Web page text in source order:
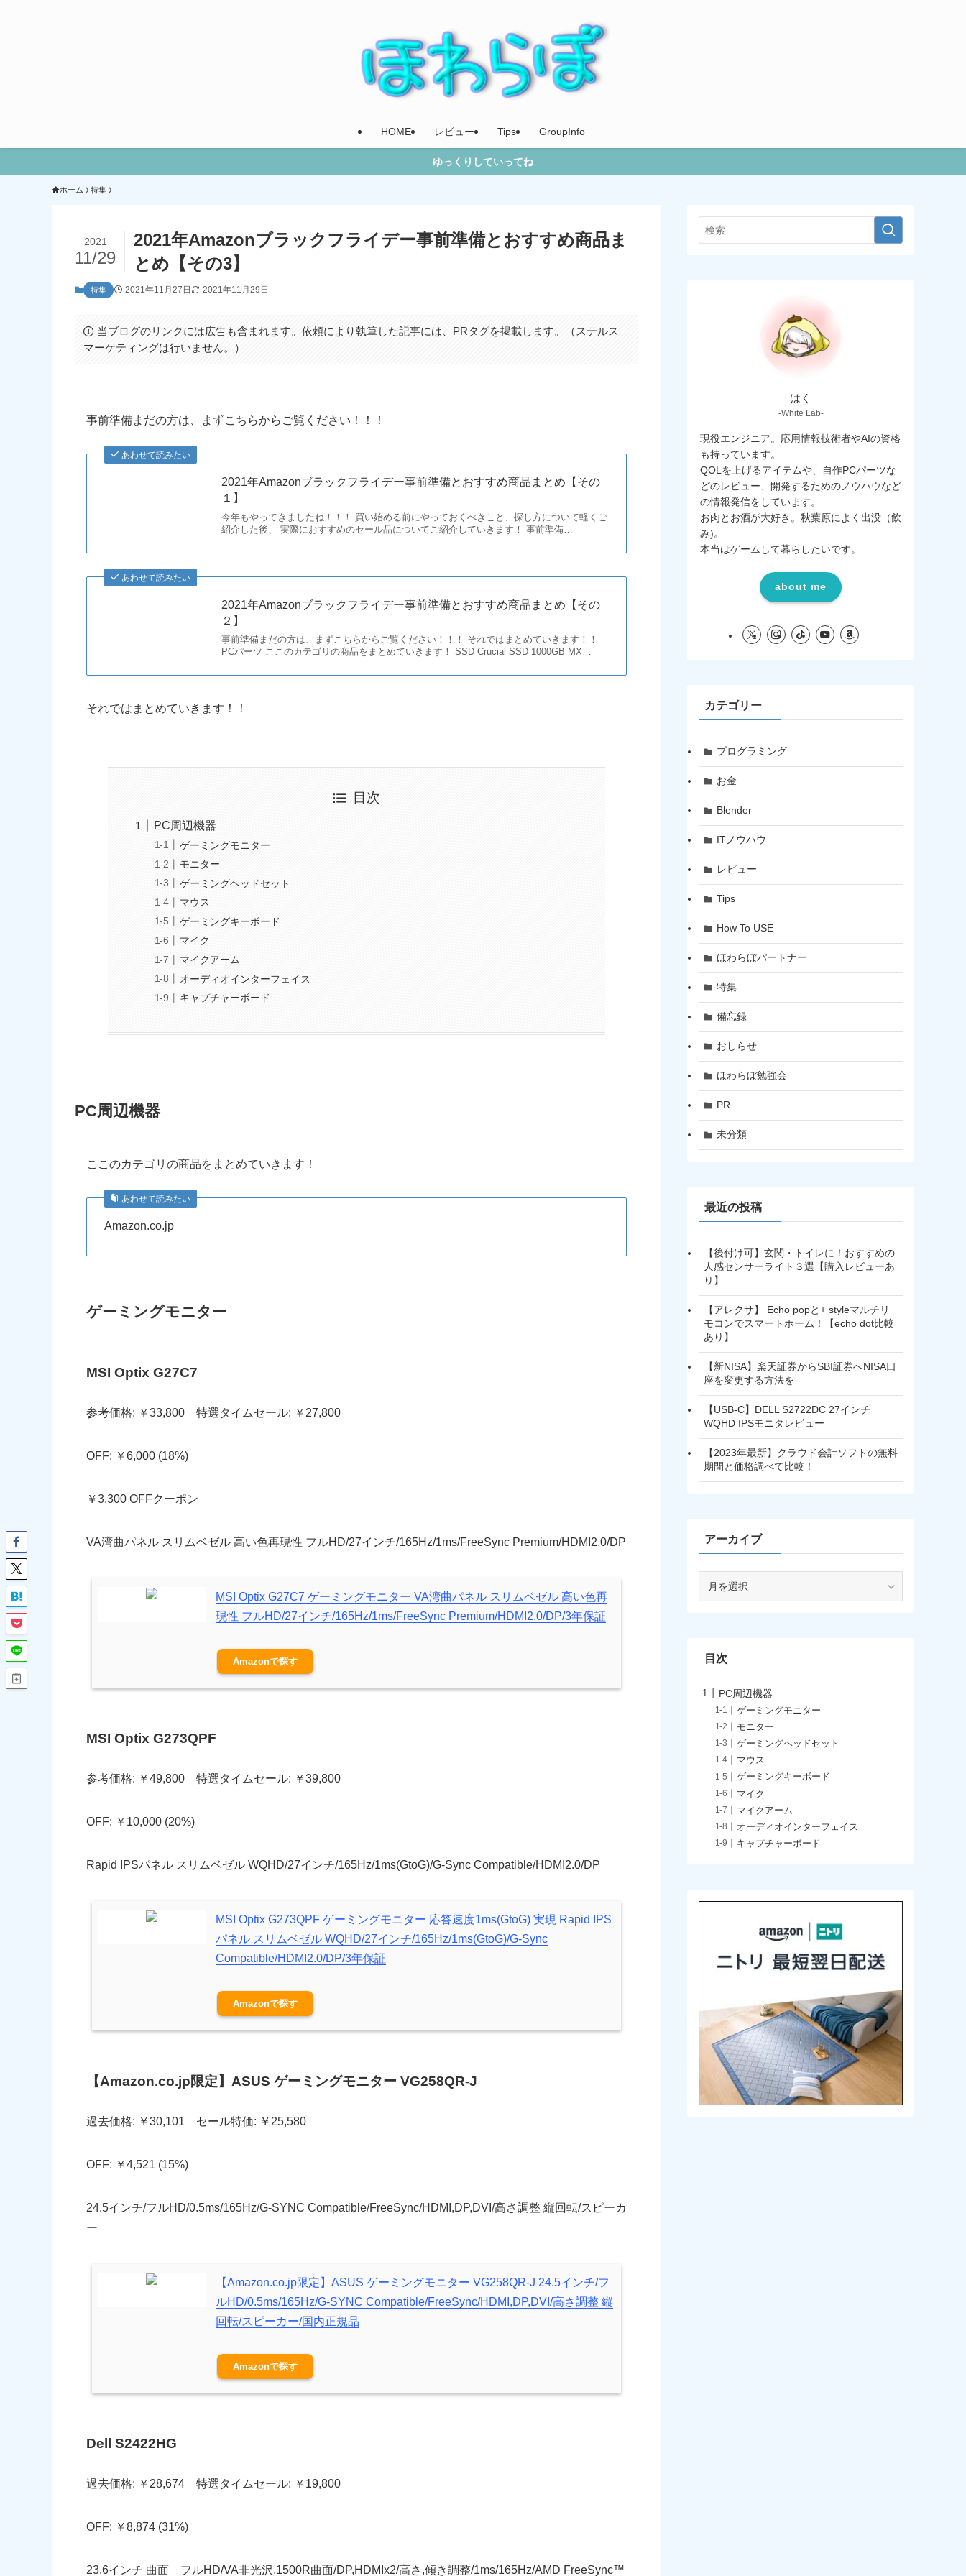
HOME レビュー Tips GroupInfo
ゆっくりしていってね
ホーム 特集
2021年Amazonブラックフライデー事前準備とおすすめ商品ま
とめ【その3】
2021
11/29
特集 2021年11月27日 2021年11月29日
当ブログのリンクには広告も含まれます。依頼により執筆した記事には、PRタグを掲載します。（ステルス
マーケティングは行いません。）
事前準備まだの方は、まずこちらからご覧ください！！！
あわせて読みたい
2021年Amazonブラックフライデー事前準備とおすすめ商品まとめ【その
１】
今年もやってきましたね！！！ 買い始める前にやっておくべきこと、探し方について軽くご
紹介した後、 実際におすすめのセール品についてご紹介していきます！ 事前準備…
あわせて読みたい
2021年Amazonブラックフライデー事前準備とおすすめ商品まとめ【その
２】
事前準備まだの方は、まずこちらからご覧ください！！！ それではまとめていきます！！
PCパーツ ここのカテゴリの商品をまとめていきます！ SSD Crucial SSD 1000GB MX…
それではまとめていきます！！
目次
PC周辺機器
ゲーミングモニター
モニター
ゲーミングヘッドセット
マウス
ゲーミングキーボード
マイク
マイクアーム
オーディオインターフェイス
キャプチャーボード
PC周辺機器
ここのカテゴリの商品をまとめていきます！
あわせて読みたい
Amazon.co.jp
ゲーミングモニター
MSI Optix G27C7
参考価格: ￥33,800 特選タイムセール: ￥27,800
OFF: ￥6,000 (18%)
￥3,300 OFFクーポン
VA湾曲パネル スリムベゼル 高い色再現性 フルHD/27インチ/165Hz/1ms/FreeSync Premium/HDMI2.0/DP
MSI Optix G27C7 ゲーミングモニター VA湾曲パネル スリムベゼル 高い色再
現性 フルHD/27インチ/165Hz/1ms/FreeSync Premium/HDMI2.0/DP/3年保証
Amazon
MSI Optix G273QPF
参考価格: ￥49,800 特選タイムセール: ￥39,800
OFF: ￥10,000 (20%)
Rapid IPSパネル スリムベゼル WQHD/27インチ/165Hz/1ms(GtoG)/G-Sync Compatible/HDMI2.0/DP
MSI Optix G273QPF ゲーミングモニター 応答速度1ms(GtoG) 実現 Rapid IPS
パネル スリムベゼル WQHD/27インチ/165Hz/1ms(GtoG)/G-Sync
Compatible/HDMI2.0/DP/3年保証
Amazon
【Amazon.co.jp限定】ASUS ゲーミングモニター VG258QR-J
過去価格: ￥30,101 セール特価: ￥25,580
OFF: ￥4,521 (15%)
24.5インチ/フルHD/0.5ms/165Hz/G-SYNC Compatible/FreeSync/HDMI,DP,DVI/高さ調整 縦回転/スピーカ
ー
【Amazon.co.jp限定】ASUS ゲーミングモニター VG258QR-J 24.5インチ/フ
ルHD/0.5ms/165Hz/G-SYNC Compatible/FreeSync/HDMI,DP,DVI/高さ調整 縦
回転/スピーカー/国内正規品
Amazon
Dell S2422HG
過去価格: ￥28,674 特選タイムセール: ￥19,800
OFF: ￥8,874 (31%)
23.6インチ 曲面 フルHD/VA非光沢,1500R曲面/DP,HDMIx2/高さ,傾き調整/1ms/165Hz/AMD FreeSync™
はく
-White Lab-
現役エンジニア。応用情報技術者やAIの資格
も持っています。
QOLを上げるアイテムや、自作PCパーツな
どのレビュー、開発するためのノウハウなど
の情報発信をしています。
お肉とお酒が大好き。秋葉原によく出没（飲
み)。
本当はゲームして暮らしたいです。
about me
カテゴリー
プログラミング
お金
Blender
ITノウハウ
レビュー
Tips
How To USE
ほわらぼパートナー
特集
備忘録
おしらせ
ほわらぼ勉強会
PR
未分類
最近の投稿
【後付け可】玄関・トイレに！おすすめの
人感センサーライト３選【購入レビューあ
り】
【アレクサ】 Echo popと+ styleマルチリ
モコンでスマートホーム！【echo dot比較
あり】
【新NISA】楽天証券からSBI証券へNISA口
座を変更する方法を
【USB-C】DELL S2722DC 27インチ
WQHD IPSモニタレビュー
【2023年最新】クラウド会計ソフトの無料
期間と価格調べて比較！
アーカイブ
目次
PC周辺機器
ゲーミングモニター
モニター
ゲーミングヘッドセット
マウス
ゲーミングキーボード
マイク
マイクアーム
オーディオインターフェイス
キャプチャーボード